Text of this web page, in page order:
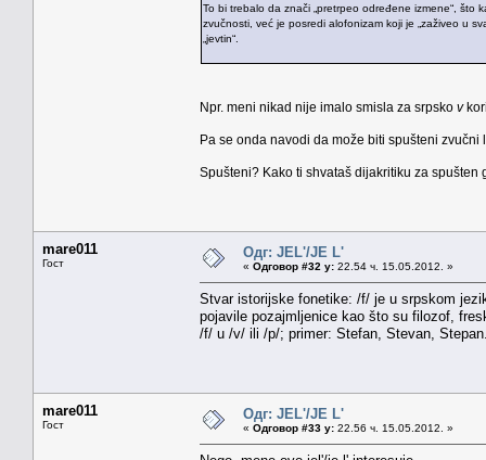
To bi trebalo da znači „pretrpeo određene izmene“, što
zvučnosti, već je posredi alofonizam koji je „zaživeo u
„jevtin“.
Npr. meni nikad nije imalo smisla za srpsko v
Pa se onda navodi da može biti spušteni zvučni
Spušteni? Kako ti shvataš dijakritiku za
mare011
Гост
Одг: JEL'/JE L'
« Одговор #32 у: 22.54 ч. 15.05.2012. »
Stvar istorijske fonetike: /f/ je u srpskom
pojavile pozajmljenice kao što su filozof,
/f/ u /v/ ili /p/; primer: Stefan, Stevan,
mare011
Гост
Одг: JEL'/JE L'
« Одговор #33 у: 22.56 ч. 15.05.2012. »